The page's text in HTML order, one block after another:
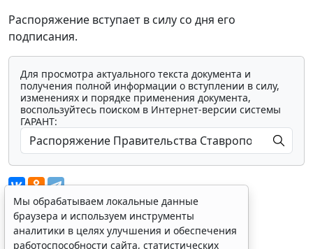
Распоряжение вступает в силу со дня его
подписания.
Для просмотра актуального текста документа и
получения полной информации о вступлении в силу,
изменениях и порядке применения документа,
воспользуйтесь поиском в Интернет-версии системы
ГАРАНТ:
Показать все материалы
Мы обрабатываем локальные данные
браузера и используем инструменты
аналитики в целях улучшения и обеспечения
работоспособности сайта, статистических